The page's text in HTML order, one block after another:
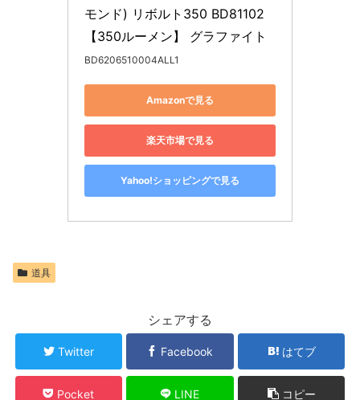
モンド) リボルト350 BD81102
【350ルーメン】 グラファイト
BD6206510004ALL1
Amazonで見る
楽天市場で見る
Yahoo!ショッピングで見る
道具
シェアする
Twitter Facebook はてブ
Pocket LINE コピー